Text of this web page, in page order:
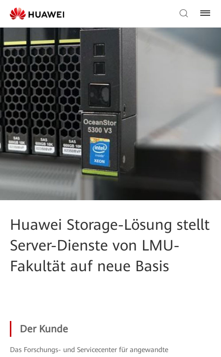
Huawei Storage-Lösung stellt
Server-Dienste von LMU-
Fakultät auf neue Basis
Der Kunde
Das Forschungs- und Servicecenter für angewandte